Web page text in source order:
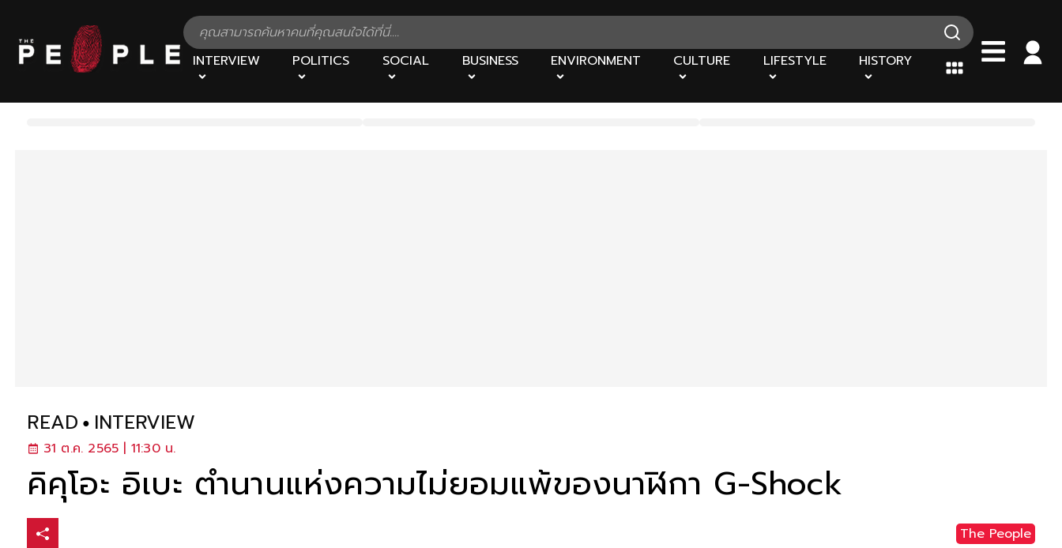
INTERVIEW POLITICS SOCIAL BUSINESS ENVIRONMENT CULTURE LIFESTYLE HISTORY
READ INTERVIEW
31 ต.ค. 2565 | 11:30 น.
คิคุโอะ อิเบะ ตำนานแห่งความไม่ยอมแพ้ของนาฬิกา G-Shock
The People